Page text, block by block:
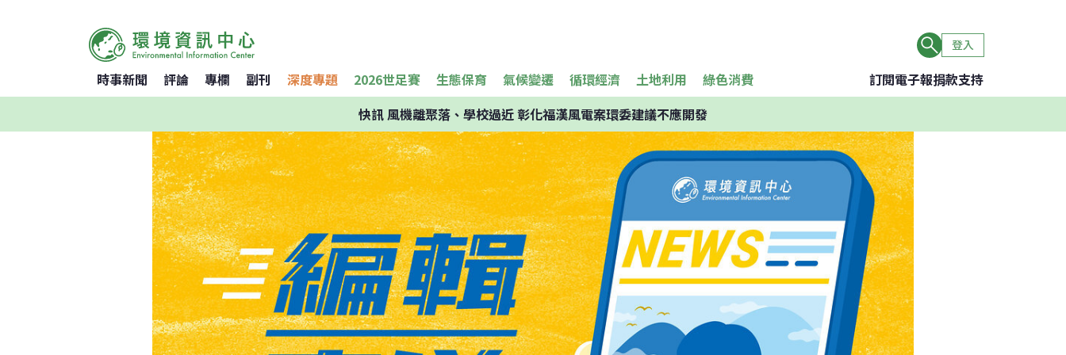
登入
時事新聞 評論 專欄 副刊 深度專題 2026世足賽 生態保育 氣候變遷 循環經濟 土地利用 綠色消費 訂閱電子報捐款支持
快訊風機離聚落、學校過近 彰化福漢風電案環委建議不應開發